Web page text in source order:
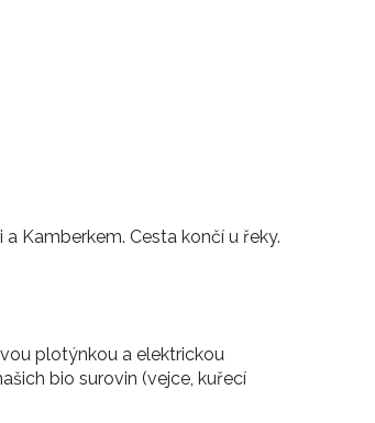
Kamberkem. Cesta končí u řeky.
plotýnkou a elektrickou
bio surovin (vejce, kuřecí